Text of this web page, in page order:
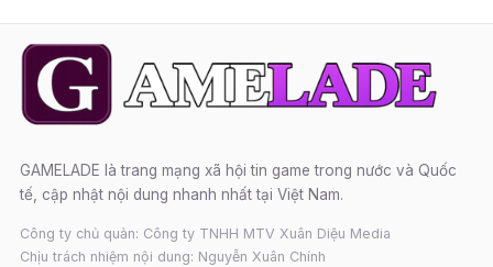
GAMELADE là trang mạng xã hội tin game trong nước và Quốc
tế, cập nhật nội dung nhanh nhất tại Việt Nam.
Công ty chủ quản: Công ty TNHH MTV Xuân Diệu Media
Chịu trách nhiệm nội dung: Nguyễn Xuân Chính